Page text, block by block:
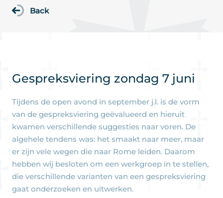
Back
Gespreksviering zondag 7 juni
Tijdens de open avond in september j.l. is de vorm
van de gespreksviering geëvalueerd en hieruit
kwamen verschillende suggesties naar voren. De
algehele tendens was: het smaakt naar meer, maar
er zijn vele wegen die naar Rome leiden. Daarom
hebben wij besloten om een werkgroep in te stellen,
die verschillende varianten van een gespreksviering
gaat onderzoeken en uitwerken.